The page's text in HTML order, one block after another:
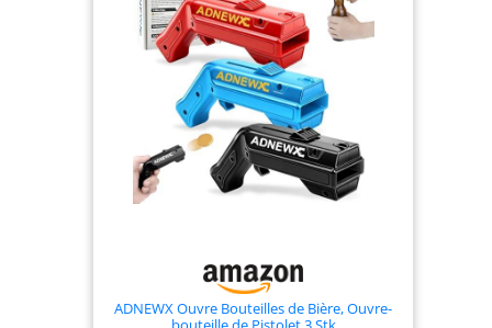
ADNEWX Ouvre Bouteilles de Bière, Ouvre-